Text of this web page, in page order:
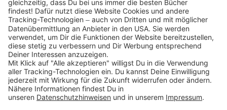
Folge uns auf
* Versandkostenfrei ab 9,00 € Bestellwert innerhalb
Deutschlands
** Lieferzeit 1-3 Werktage innerhalb Deutschlands